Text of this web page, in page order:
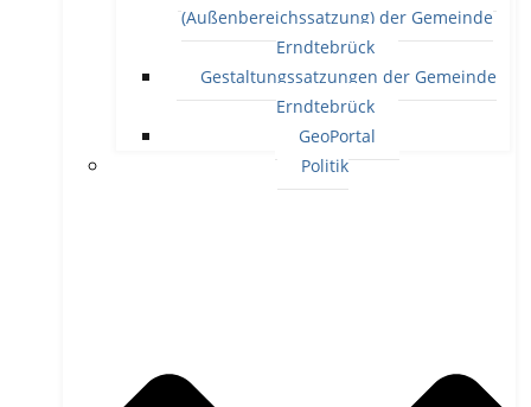
(Außenbereichssatzung) der Gemeinde
Erndtebrück
Gestaltungssatzungen der Gemeinde
Erndtebrück
GeoPortal
Politik